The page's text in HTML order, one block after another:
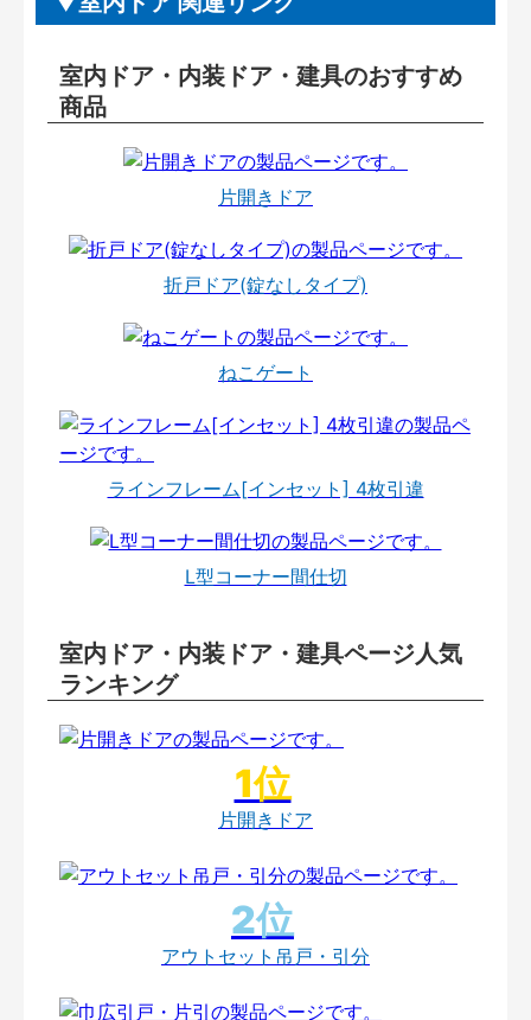
室内ドア・内装ドア・建具のおすすめ
商品
片開きドア
折戸ドア(錠なしタイプ)
ねこゲート
ラインフレーム[インセット] 4枚引違
L型コーナー間仕切
室内ドア・内装ドア・建具ページ人気
ランキング
片開きドア
アウトセット吊戸・引分